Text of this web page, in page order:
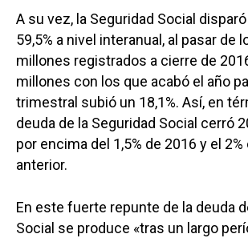
A su vez, la Seguridad Social
59,5% a nivel interanual, al pasar de
millones registrados a cierre de
millones con los que acabó el año
trimestral subió un 18,1%. Así, en
deuda de la Seguridad Social cerró
por encima del 1,5% de 2016 y el
anterior.
En este fuerte repunte de la deuda
Social se produce «tras un largo